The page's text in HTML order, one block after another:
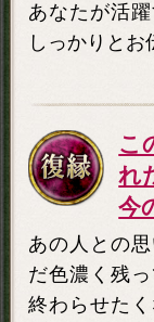
あなたが活
しっかりとお
こ
れ
今
あの人との
だ色濃く残
終わらせた